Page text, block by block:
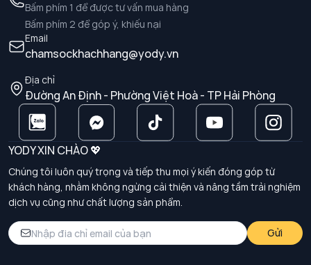
Bấm phím 1 để được tư vấn mua hàng
Bấm phím 2 để góp ý, khiếu nại
Email
chamsockhachhang@yody.vn
Địa chỉ
Đường An Định - Phường Việt Hoà - TP Hải Phòng
YODY XIN CHÀO 💖
Chúng tôi luôn quý trọng và tiếp thu mọi ý kiến đóng góp từ
khách hàng, nhằm không ngừng cải thiện và nâng tầm trải nghiệm
dịch vụ cũng như chất lượng sản phẩm.
Gửi